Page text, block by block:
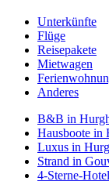
Unterkünfte
Flüge
Reisepakete
Mietwagen
Anderes
B&B in
Hausboote in
Luxus in
Strand in
4-Sterne-